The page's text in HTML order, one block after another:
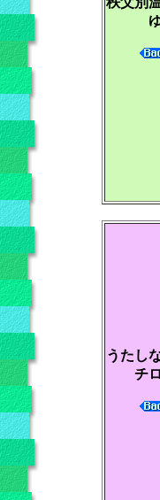
ゆ
うたし
チロ